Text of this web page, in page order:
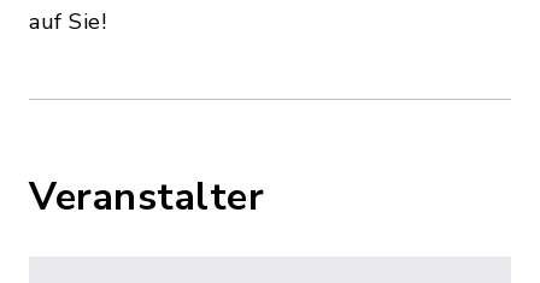
auf Sie!
Veranstalter